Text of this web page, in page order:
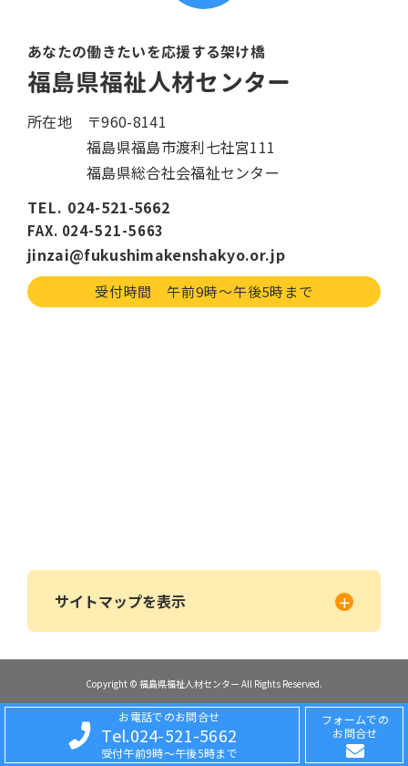
お電話でのお問合せ
Tel.024-521-5662
受付午前9時〜午後5時まで
フォームでの
お問合せ
あなたの働きたいを応援する架け橋
福島県福祉人材センター
所在地
〒960-8141
福島県福島市渡利七社宮111
福島県総合社会福祉センター
TEL. 024-521-5662
FAX. 024-521-5663
jinzai@fukushimakenshakyo.or.jp
受付時間 午前9時〜午後5時まで
サイトマップを表示
Copyright © 福島県福祉人材センター All Rights Reserved.